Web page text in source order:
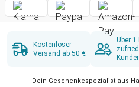
Kostenloser
Versand ab 50 €
Über 1
Dein Geschenkespezialist aus